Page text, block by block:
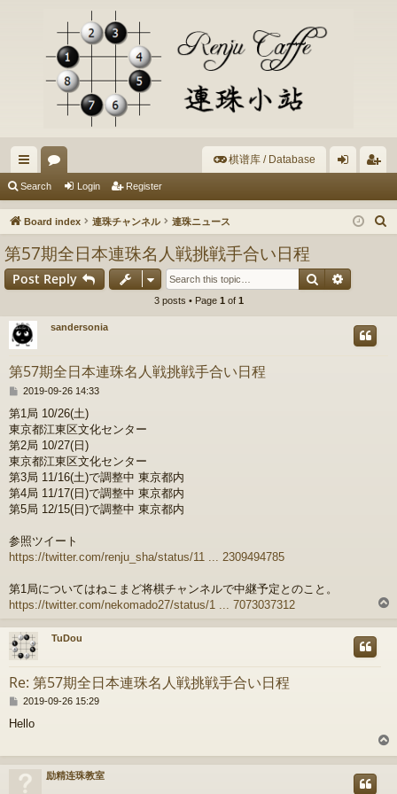
ui
ck
ks
or
u
s
棋谱库 / Database
in ist
Search Login Register
Board index 連珠チャンネル 連珠ニュース
第57期全日本連珠名人戦挑戦手合い日程
Post Reply Search
3 posts • Page 1of 1
sandersonia
第57期全日本連珠名人戦挑戦手合い日程
P
s
2019-09-26 14:33
第1局 10/26(土)
東京都江東区文化センター
第2局 10/27(日)
東京都江東区文化センター
第3局 11/16(土)で調整中 東京都内
第4局 11/17(日)で調整中 東京都内
第5局 12/15(日)で調整中 東京都内
参照ツイート
https://twitter.com/renju_sha/status/11 ... 2309494785
第1局についてはねこまど将棋チャンネルで中継予定とのこと。
https://twitter.com/nekomado27/status/1 ... 7073037312
p
TuDou
Re: 第57期全日本連珠名人戦挑戦手合い日程
P
s
2019-09-26 15:29
Hello
o
励精连珠教室